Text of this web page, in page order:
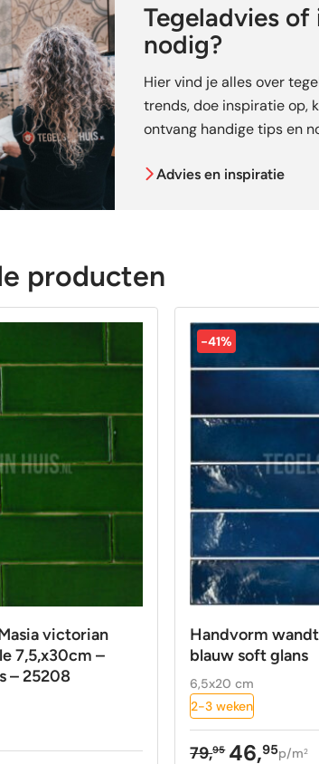
Tegeladvies
nodig?
Hier vind je alles over
trends, doe inspiratie op,
ontvang handige tips en
Advies en inspiratie
producten
victorian
7,5,x30cm –
– 25208
-41%
Handvorm
blauw soft glans
6,5x20 cm
2-3 weken
79,95 46,95p/m2